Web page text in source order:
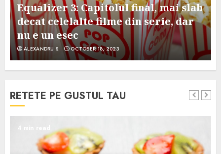
Equalizer 3: Capitolul final, mai slab
decat celelalte filme din serie, dar
nu e un esec
ALEXANDRU S. OCTOBER 18, 2023
RETETE PE GUSTUL TAU
4 min read